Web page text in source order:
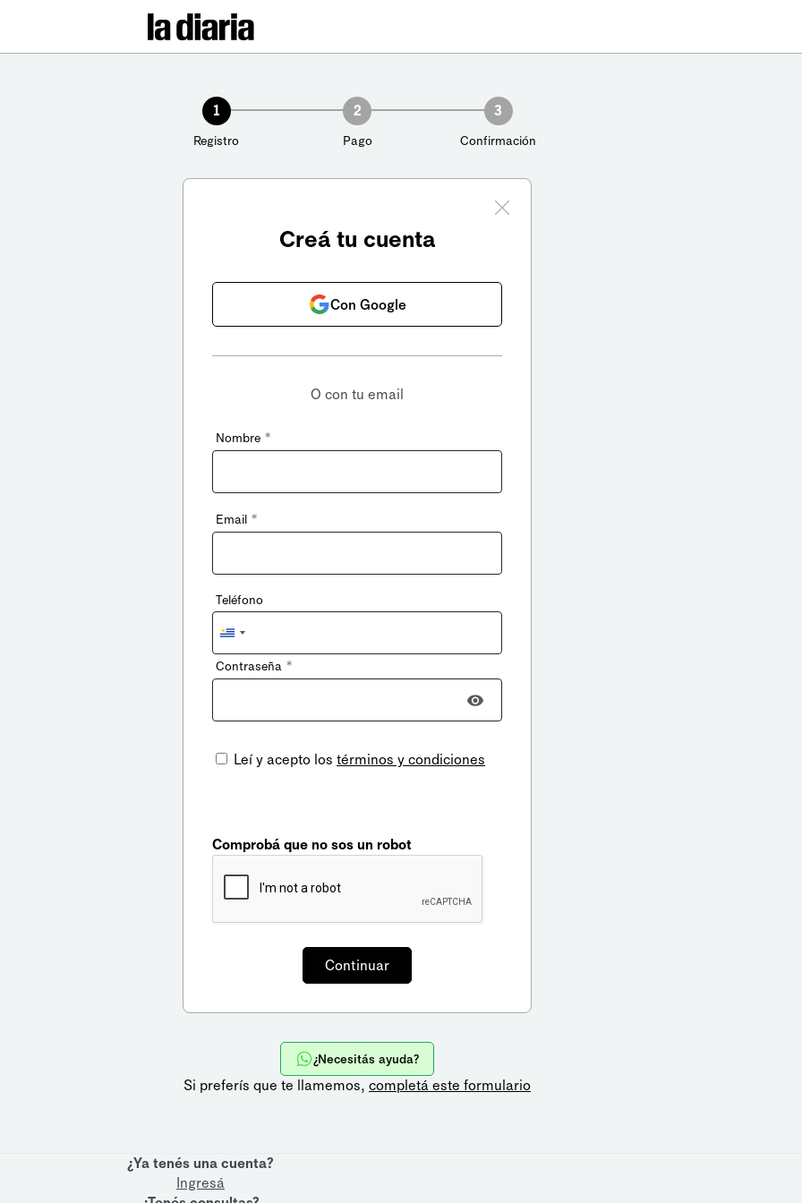
1
Registro
2
Pago
3
Confirmación
Creá tu cuenta
Con Google
O con tu email
Nombre *
Email *
Teléfono
Uruguay
+598
Contraseña *
Leí y acepto los términos y condiciones
Comprobá que no sos un robot
¿Necesitás ayuda?
Si preferís que te llamemos, completá este formulario
¿Ya tenés una cuenta?
Ingresá